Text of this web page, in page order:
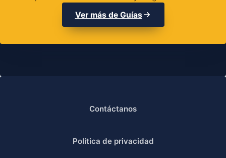
Ver más de Guías
Contáctanos
Política de privacidad